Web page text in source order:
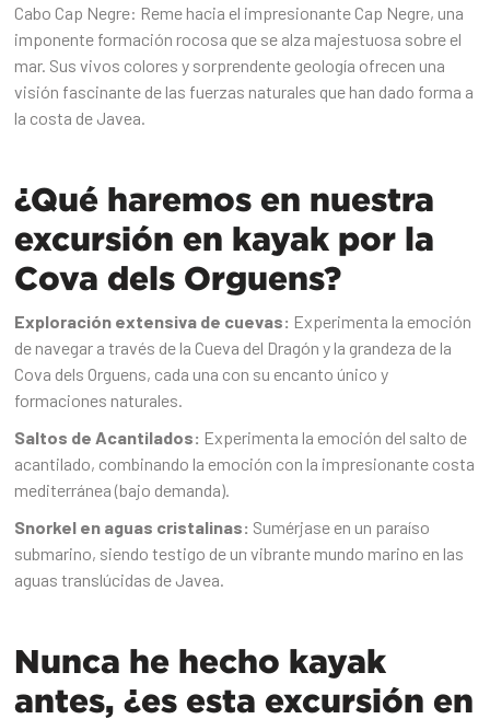
Cabo Cap Negre: Reme hacia el impresionante Cap Negre, una
imponente formación rocosa que se alza majestuosa sobre el
mar. Sus vivos colores y sorprendente geología ofrecen una
visión fascinante de las fuerzas naturales que han dado forma a
la costa de Javea.‍
¿Qué haremos en nuestra
excursión en kayak por la
Cova dels Orguens?‍
Exploración extensiva de cuevas: Experimenta la emoción
de navegar a través de la Cueva del Dragón y la grandeza de la
Cova dels Orguens, cada una con su encanto único y
formaciones naturales.
Saltos de Acantilados: Experimenta la emoción del salto de
acantilado, combinando la emoción con la impresionante costa
mediterránea (bajo demanda).
Snorkel en aguas cristalinas: Sumérjase en un paraíso
submarino, siendo testigo de un vibrante mundo marino en las
aguas translúcidas de Javea.‍
Nunca he hecho kayak
antes, ¿es esta excursión en